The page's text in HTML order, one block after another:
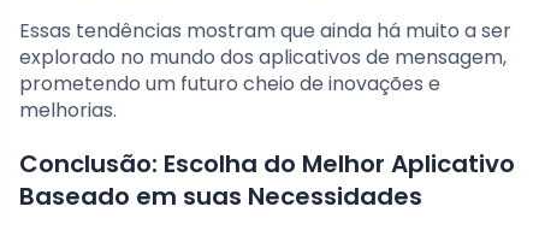
Essas tendências mostram que ainda há muito a ser
explorado no mundo dos aplicativos de mensagem,
prometendo um futuro cheio de inovações e
melhorias.
Conclusão: Escolha do Melhor Aplicativo
Baseado em suas Necessidades